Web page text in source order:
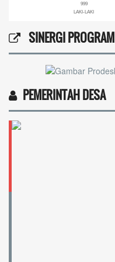
999
LAKI-LAKI
SINERGI PROGRAM
PEMERINTAH DESA